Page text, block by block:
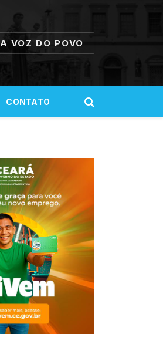
A VOZ DO POVO
CONTATO